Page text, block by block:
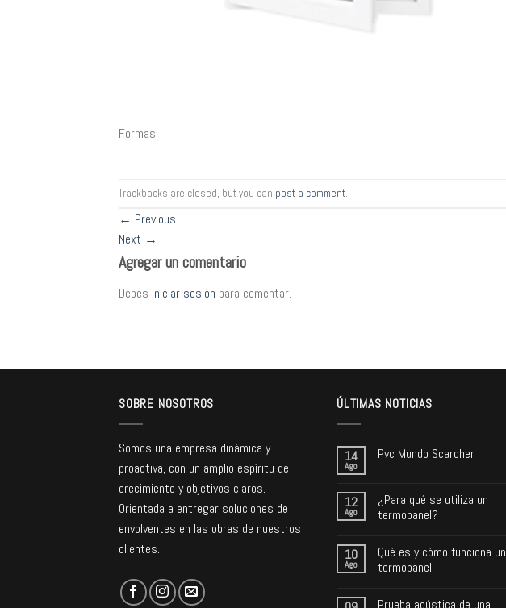
Formas
Trackbacks are closed, but you can post a comment.
← Previous
Next →
Agregar un comentario
Debes iniciar sesión para comentar.
SOBRE NOSOTROS
Somos una empresa dinámica y
proactiva, con un amplio espíritu de
crecimiento y objetivos claros.
Orientada a entregar soluciones de
envolventes en las obras de nuestros
clientes.
ÚLTIMAS NOTICIAS
14
Ago
Pvc Mundo Scarcher
12
Ago
¿Para qué se utiliza un
termopanel?
10
Ago
Qué es y cómo funciona un
termopanel
Prueba acústica de una